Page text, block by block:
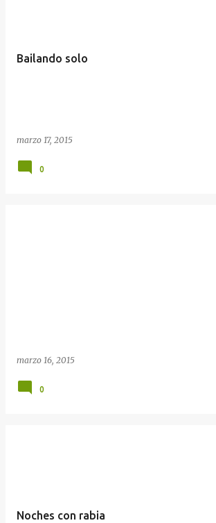
Bailando solo
marzo 17, 2015
0
marzo 16, 2015
0
Noches con rabia